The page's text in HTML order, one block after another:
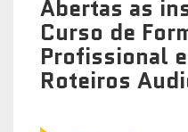
Abertas as
Curso de
Profissional
Roteiros